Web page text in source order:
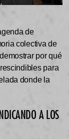
de
colectiva de
por qué
para
donde la
A LOS